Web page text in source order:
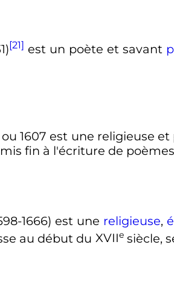
[21] est un poète et savant
ou 1607 est une religieuse
fin à l'écriture de
1666) est une religieuse,
au début du XVIIe siècle,